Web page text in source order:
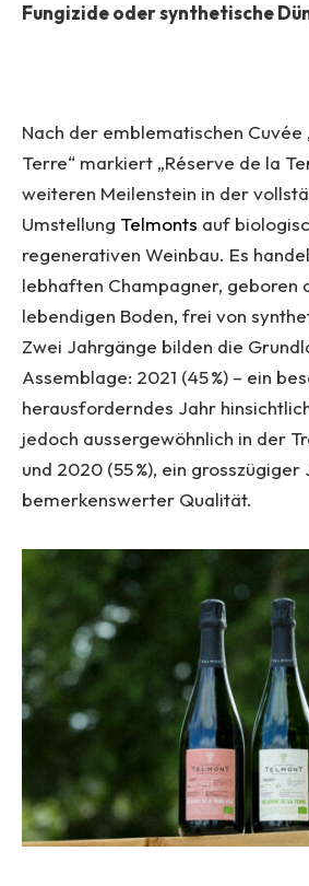
Fungizide oder synthetische
Nach der emblematischen Cuvée
Terre“ markiert „Réserve de la
weiteren Meilenstein in der
Umstellung Telmonts auf
regenerativen Weinbau. Es
lebhaften Champagner, geboren
lebendigen Boden, frei von
Zwei Jahrgänge bilden die
Assemblage: 2021 (45 %) – ein
herausforderndes Jahr
jedoch aussergewöhnlich in der
und 2020 (55 %), ein grosszügiger
bemerkenswerter Qualität.